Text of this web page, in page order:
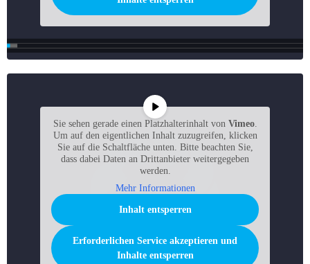
Sie sehen gerade einen Platzhalterinhalt von Vimeo.
Um auf den eigentlichen Inhalt zuzugreifen, klicken
Sie auf die Schaltfläche unten. Bitte beachten Sie,
dass dabei Daten an Drittanbieter weitergegeben
werden.
Mehr Informationen
Inhalt entsperren
Erforderlichen Service akzeptieren und
Inhalte entsperren